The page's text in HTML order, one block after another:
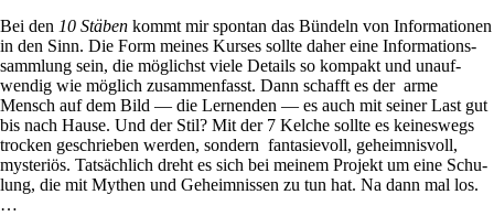
Bei den 10 Stäben kommt mir spontan das Bün­deln von Infor­ma­tionen
in den Sinn. Die Form meines Kurses sollte daher eine Infor­ma­ti­ons­
samm­lung sein, die mög­lichst viele Details so kom­pakt und unauf­
wendig wie mög­lich zusam­men­fasst. Dann schafft es der arme
Mensch auf dem Bild — die Ler­nenden — es auch mit seiner Last gut
bis nach Hause. Und der Stil? Mit der 7 Kelche sollte es kei­nes­wegs
trocken geschrieben werden, son­dern fan­ta­sie­voll, geheim­nis­voll,
myste­riös. Tat­säch­lich dreht es sich bei meinem Pro­jekt um eine Schu­
lung, die mit Mythen und Geheim­nissen zu tun hat. Na dann mal los.
…